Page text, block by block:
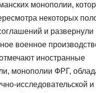
монополии,
некоторых
и развернули
военное
иностранные
монополии ФРГ,
исследовательской и